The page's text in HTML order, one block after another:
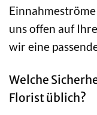
uns offen auf
wir eine
Welche
Florist üblich?